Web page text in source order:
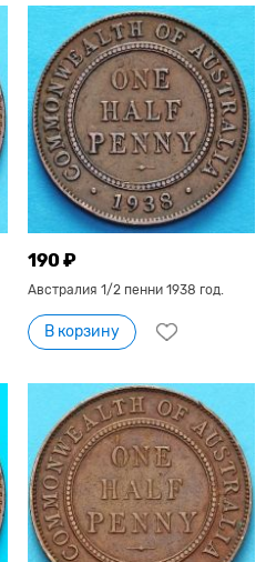
190 ₽
Австралия 1/2 пенни 1938 год.
В корзину